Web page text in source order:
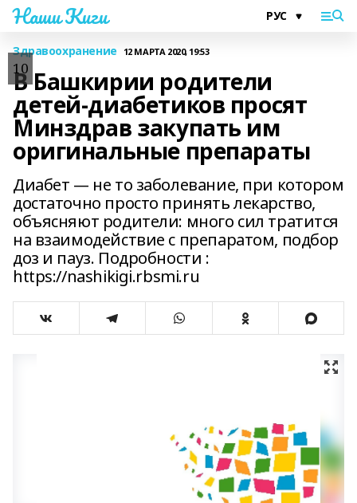
Наши Киги
Здравоохранение 12 МАРТА 2020, 19:53
В Башкирии родители
детей-диабетиков просят
Минздрав закупать им
оригинальные препараты
Диабет — не то заболевание, при котором
достаточно просто принять лекарство,
объясняют родители: много сил тратится
на взаимодействие с препаратом, подбор
доз и пауз. Подробности :
https://nashikigi.rbsmi.ru
10